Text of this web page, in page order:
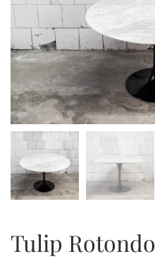
Tulip Rotondo